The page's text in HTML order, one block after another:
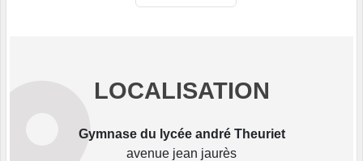
LOCALISATION
Gymnase du lycée andré Theuriet
avenue jean jaurès